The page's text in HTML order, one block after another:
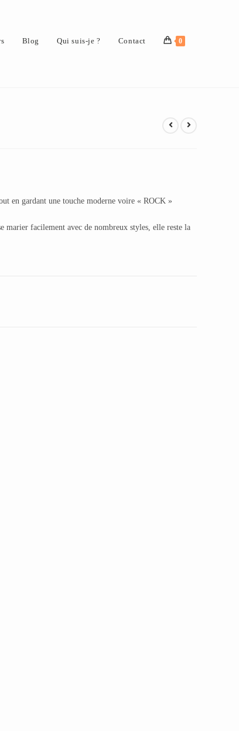
Blog Qui suis-je ? Contact 0
en gardant une touche moderne voire « ROCK »
marier facilement avec de nombreux styles, elle reste la